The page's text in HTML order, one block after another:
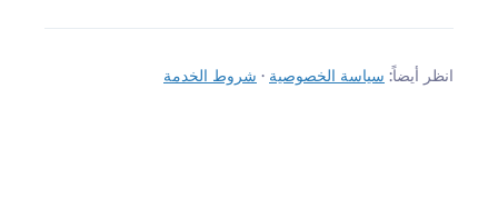
انظر أيضاً: سياسة الخصوصية · شروط الخدمة